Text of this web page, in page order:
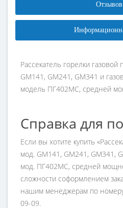
Рассекатель горелки
GM141, GM241, GM341 и
модель ПГ402МС, средней
Справка для
Если вы хотите купить
мод. GM141, GM241, GM341,
мод. ПГ402МС, средней
сложности соформлением
нашим менеджерам по
09-09.